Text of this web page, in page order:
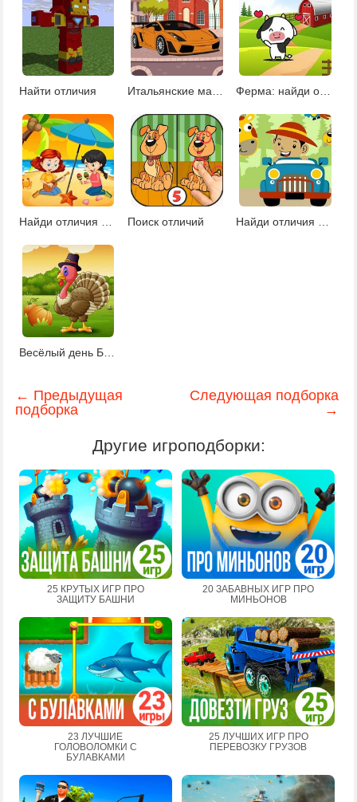
Найти отличия Ферма: найди отличия
Поиск отличий
Весёлый день Благодарения
← Предыдущая
подборка
Следующая подборка
→
Другие игроподборки:
25 КРУТЫХ ИГР ПРО
ЗАЩИТУ БАШНИ
20 ЗАБАВНЫХ ИГР ПРО
МИНЬОНОВ
23 ЛУЧШИЕ
ГОЛОВОЛОМКИ С
БУЛАВКАМИ
25 ЛУЧШИХ ИГР ПРО
ПЕРЕВОЗКУ ГРУЗОВ